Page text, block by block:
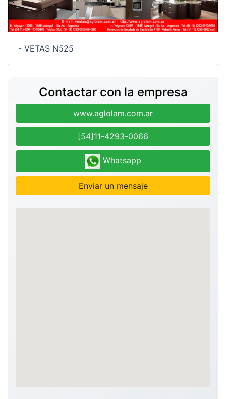
- VETAS N525
Contactar con la empresa
www.aglolam.com.ar
[54]11-4293-0066
Whatsapp
Enviar un mensaje